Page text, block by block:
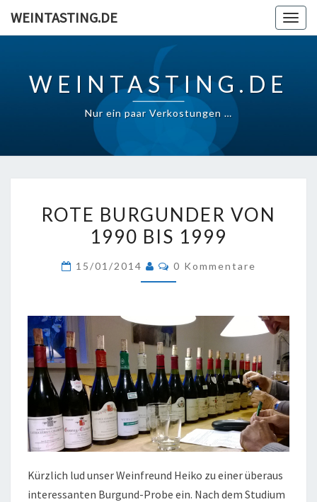
WEINTASTING.DE
WEINTASTING.DE
Nur ein paar Verkostungen …
BURGUNDER
VON
BIS
ROTE BURGUNDER VON
1990 BIS 1999
15/01/2014 Kommentare
0 Kommentare
Kürzlich lud unser Weinfreund Heiko zu einer überaus
interessanten Burgund-Probe ein. Nach dem Studium